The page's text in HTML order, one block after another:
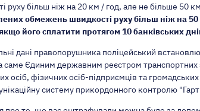
руху більш ніж на 20 км / год, але не більше 50
обмежень швидкості руху більш ніж на
його сплатити протягом 10 банківських
дані правопорушника поліцейський
саме Єдиним державним реєстром
осіб, фізичних осіб-підприємців та
систему прикордонного контролю